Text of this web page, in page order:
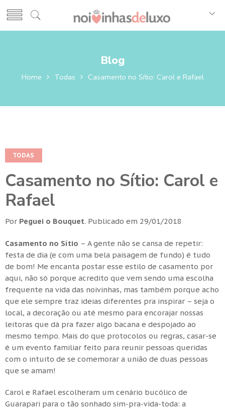
Blog
Home Todas Casamento no Sítio: Carol e Rafael
TODAS
Casamento no Sítio: Carol e
Rafael
Por Peguei o Bouquet. Publicado em 29/01/2018
Casamento no Sítio – A gente não se cansa de repetir:
festa de dia (e com uma bela paisagem de fundo) é tudo
de bom! Me encanta postar esse estilo de casamento por
aqui, não só porque acredito que vem sendo uma escolha
frequente na vida das noivinhas, mas também porque acho
que ele sempre traz ideias diferentes pra inspirar – seja o
local, a decoração ou até mesmo para encorajar nossas
leitoras que dá pra fazer algo bacana e despojado ao
mesmo tempo. Mais do que protocolos ou regras, casar-se
é um evento familiar feito para reunir pessoas queridas
com o intuito de se comemorar a união de duas pessoas
que se amam!
Carol e Rafael escolheram um cenário bucólico de
Guarapari para o tão sonhado sim-pra-vida-toda: a